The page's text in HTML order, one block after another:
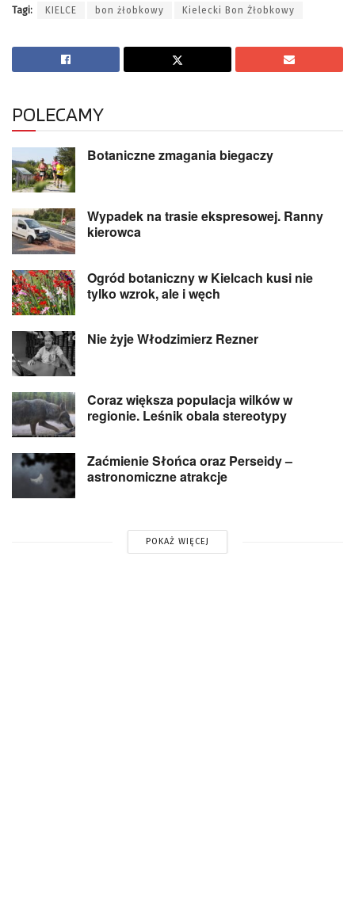
Tagi: KIELCE bon żłobkowy Kielecki Bon Żłobkowy
POLECAMY
Botaniczne zmagania biegaczy
Wypadek na trasie ekspresowej. Ranny
kierowca
Ogród botaniczny w Kielcach kusi nie
tylko wzrok, ale i węch
Nie żyje Włodzimierz Rezner
Coraz większa populacja wilków w
regionie. Leśnik obala stereotypy
Zaćmienie Słońca oraz Perseidy –
astronomiczne atrakcje
POKAŻ WIĘCEJ